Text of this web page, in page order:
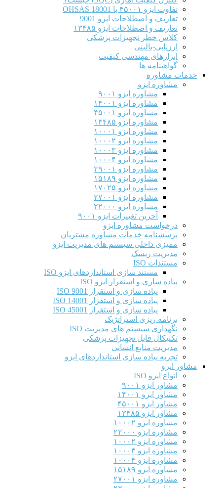
تفاوت ایزو ۴۵۰۰۱ با OHSAS 18001
تعاریف و اصطلاحات ایزو 9001
تعاریف و اصطلاحات ایزو ۱۳۴۸۵
کلاس خطر تجهیزات پزشکی
ارزیابی-بالینی
ابزارهای مهندسی کیفیت
گواهینامه ها
خدمات مشاوره
مشاوره ایزو
مشاوره ایزو ۹۰۰۱
مشاوره ایزو ۱۴۰۰۱
مشاوره ایزو ۴۵۰۰۱
مشاوره ایزو ۱۳۴۸۵
مشاوره ایزو ۱۰۰۰۱
مشاوره ایزو ۱۰۰۰۲
مشاوره ایزو ۱۰۰۰۳
مشاوره ایزو ۱۰۰۰۴
مشاوره ایزو ۲۹۰۰۱
مشاوره ایزو ۱۵۱۸۹
مشاوره ایزو ۱۷۰۲۵
مشاوره ایزو ۲۷۰۰۱
مشاوره ایزو ۲۲۰۰۰
آخرین تغییرات ایزو ۹۰۰۱
درخواست مشاوره ایزو
پرسشنامه خدمات مشاوره مشتریان
ممیزی داخلی سیستم های مدیریت ایزو
مدیریت ریسک
مستندات ISO
مستند سازی استانداردهای ایزو ISO
پیاده سازی و استقرار ایزو ISO
پیاده سازی و استقرار ISO 9001​
پیاده سازی و استقرار ISO 14001
پیاده سازی و استقرار ISO 45001
برنامه ریزی استراتژیک
نگهداری سیستم های مدیریت ISO
تکنیکال فایل تجهیزات پزشکی
مدیریت منابع انسانی
تجربه پیاده سازی استانداردهای ایزو
مشاور ایزو
انواع ایزو ISO
مشاور ایزو ۹۰۰۱
مشاور ایزو ۱۴۰۰۱
مشاور ایزو ۴۵۰۰۱
مشاور ایزو ۱۳۴۸۵
مشاوره ایزو ۱۰۰۰۲
مشاوره ایزو ۲۲۰۰۰
مشاوره ایزو ۱۰۰۰۲
مشاوره ایزو ۱۰۰۰۳
مشاوره ایزو ۱۰۰۰۴
مشاوره ایزو ۱۵۱۸۹
مشاوره ایزو ۲۷۰۰۱